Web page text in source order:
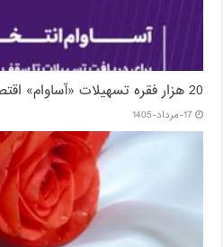
20 هزار فقره تسهیلات «آساوام» اقتصادنوین پرداخت شد
17-مرداد-1405